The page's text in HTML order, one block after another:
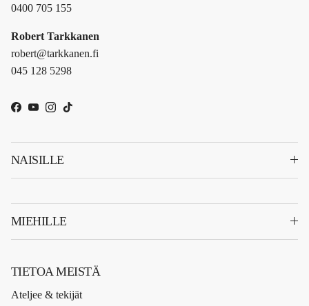
0400 705 155
Robert Tarkkanen
robert@tarkkanen.fi
045 128 5298
Facebook
YouTube
Instagram
TikTok
NAISILLE
MIEHILLE
TIETOA MEISTÄ
Ateljee & tekijät